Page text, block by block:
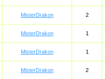
MisterDrakon 2
MisterDrakon 1
MisterDrakon 1
MisterDrakon 2